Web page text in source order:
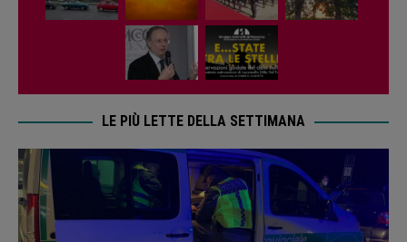
LE PIÙ LETTE DELLA SETTIMANA